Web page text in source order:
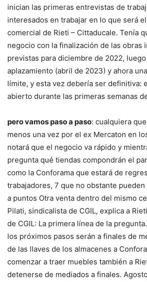
inician las primeras entrevistas de
interesados ​​en trabajar en lo que será
comercial de Rieti – Cittaducale. Tenía
negocio con la finalización de las obras
previstas para diciembre de 2022,
aplazamiento (abril de 2023) y ahora
límite, y esta vez debería ser definitiva:
abierto durante las primeras semanas
pero vamos paso a paso: cualquiera
menos una vez por el ex Mercaton en
notará que el negocio va rápido y
pregunta qué tiendas compondrán el
como la Conforama que estará de
trabajadores, 7 que no obstante
a puntos Otra venta dentro del mismo
Pilati, sindicalista de CGIL, explica a
de CGIL: La primera línea de la
los próximos pasos serán a finales de
de las llaves de los almacenes a
comenzar a traer muebles también a
detenerse de mediados a finales.